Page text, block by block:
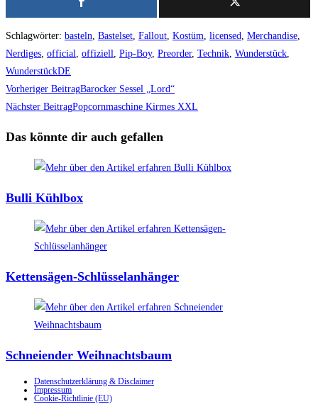
Schlagwörter: basteln Bastelset Fallout Kostüm licensed Merchandise
Nerdiges official offiziell Pip-Boy, Preorder, Technik Wunderstück
WunderstückDE
Weitere
Artikel
ansehen
Vorheriger BeitragBarocker Sessel „Lord“
Nächster BeitragPopcornmaschine Kirmes XXL
Das könnte dir auch gefallen
Bulli Kühlbox
Kettensägen-Schlüsselanhänger
Schneiender Weihnachtsbaum
Datenschutzerklärung & Disclaimer
Impressum
Cookie-Richtlinie (EU)